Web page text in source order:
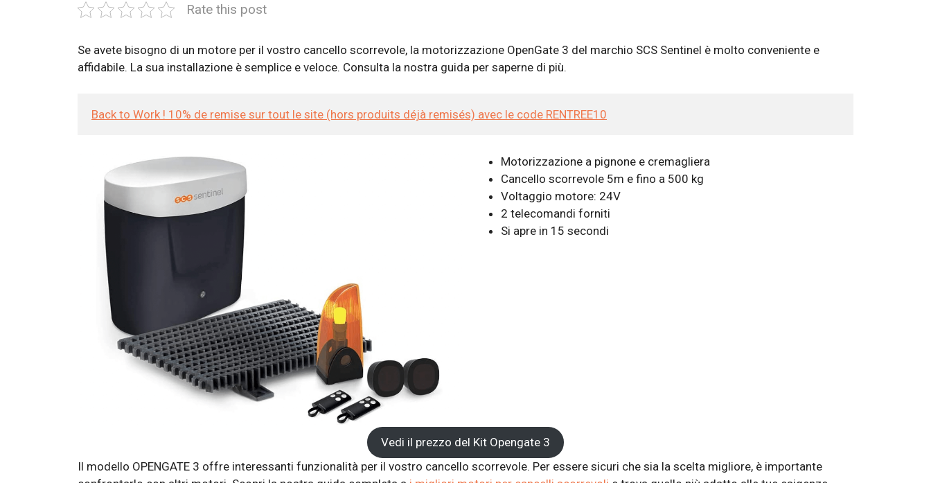
Rate this post
Se avete bisogno di un motore per il vostro cancello scorrevole, la motorizzazione OpenGate 3 del marchio SCS Sentinel è molto conveniente e
affidabile. La sua installazione è semplice e veloce. Consulta la nostra guida per saperne di più.
Back to Work ! 10% de remise sur tout le site (hors produits déjà remisés) avec le code RENTREE10
Motorizzazione a pignone e cremagliera
Cancello scorrevole 5m e fino a 500 kg
Voltaggio motore: 24V
2 telecomandi forniti
Si apre in 15 secondi
Vedi il prezzo del Kit Opengate 3
Il modello OPENGATE 3 offre interessanti funzionalità per il vostro cancello scorrevole. Per essere sicuri che sia la scelta migliore, è importante